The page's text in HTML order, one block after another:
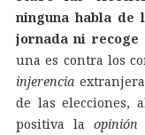
ninguna habla de
jornada ni recoge
una es contra los
injerenciaextranjera
de las elecciones,
positiva laopinión